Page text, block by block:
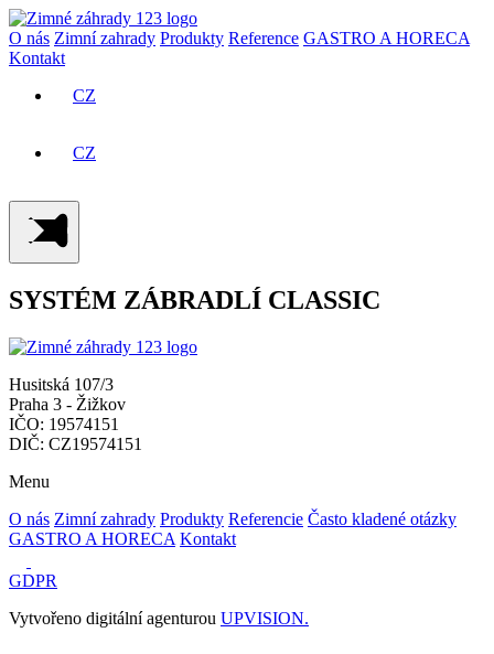
O nás Zimní zahrady Produkty Reference GASTRO A HORECA
Kontakt
CZ
CZ
SYSTÉM ZÁBRADLÍ CLASSIC
Husitská 107/3
Praha 3 - Žižkov
IČO: 19574151
DIČ: CZ19574151
Menu
O nás Zimní zahrady Produkty Referencie Často kladené otázky
GASTRO A HORECA Kontakt
GDPR
Vytvořeno digitální agenturou UPVISION.